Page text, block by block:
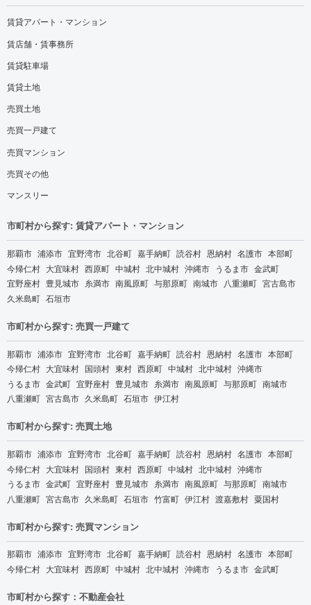
賃貸アパート・マンション
賃店舗・賃事務所
賃貸駐車場
賃貸土地
売買土地
売買一戸建て
売買マンション
売買その他
マンスリー
市町村から探す: 賃貸アパート・マンション
那覇市 浦添市 宜野湾市 北谷町 嘉手納町 読谷村 恩納村 名護市 本部町
今帰仁村 大宜味村 西原町 中城村 北中城村 沖縄市 うるま市 金武町
宜野座村 豊見城市 糸満市 南風原町 与那原町 南城市 八重瀬町 宮古島市
久米島町 石垣市
市町村から探す: 売買一戸建て
那覇市 浦添市 宜野湾市 北谷町 嘉手納町 読谷村 恩納村 名護市 本部町
今帰仁村 大宜味村 国頭村 東村 西原町 中城村 北中城村 沖縄市
うるま市 金武町 宜野座村 豊見城市 糸満市 南風原町 与那原町 南城市
八重瀬町 宮古島市 久米島町 石垣市 伊江村
市町村から探す: 売買土地
那覇市 浦添市 宜野湾市 北谷町 嘉手納町 読谷村 恩納村 名護市 本部町
今帰仁村 大宜味村 国頭村 東村 西原町 中城村 北中城村 沖縄市
うるま市 金武町 宜野座村 豊見城市 糸満市 南風原町 与那原町 南城市
八重瀬町 宮古島市 久米島町 石垣市 竹富町 伊江村 渡嘉敷村 粟国村
市町村から探す: 売買マンション
那覇市 浦添市 宜野湾市 北谷町 嘉手納町 読谷村 恩納村 名護市 本部町
今帰仁村 大宜味村 西原町 中城村 北中城村 沖縄市 うるま市 金武町
市町村から探す：不動産会社